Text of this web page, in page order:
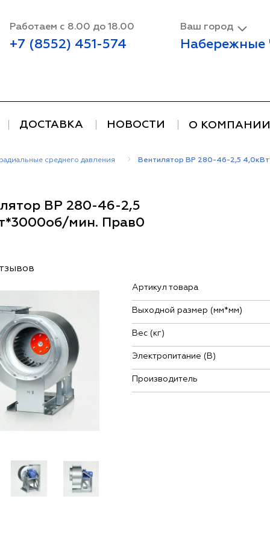
Работаем с 8.00 до 18.00
+7 (8552) 451-574
Ваш город
Набережные
ДОСТАВКА НОВОСТИ О КОМПАНИИ
среднего давления Вентилятор ВР 280-46-2,5
ВР 280-46-2,5
мин. Прав0
Артикул товара
Выходной размер (мм*мм)
Вес (кг)
Электропитание (В)
Производитель